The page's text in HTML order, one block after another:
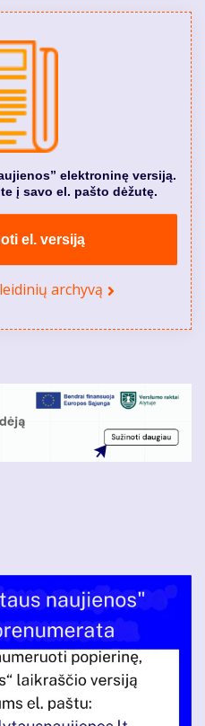
elektroninę versiją.
į savo el. pašto dėžutę.
el. versiją
archyvą